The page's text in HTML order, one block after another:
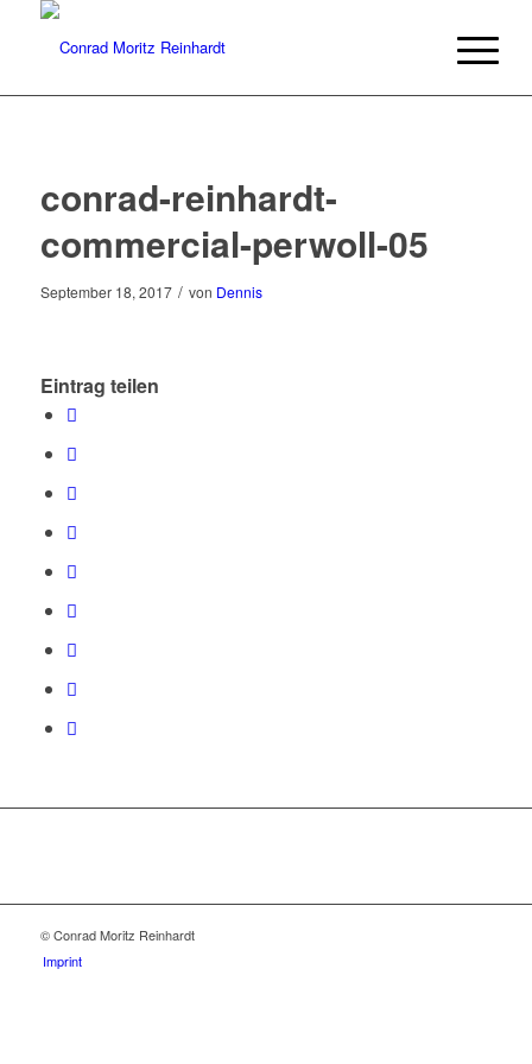
conrad-reinhardt-
commercial-perwoll-05
September 18, 2017 / von Dennis
Eintrag teilen
© Conrad Moritz Reinhardt
Imprint